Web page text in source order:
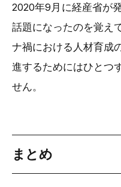
2020年9月に経産省が
話題になったのを覚え
ナ禍における人材育成
進するためにはひとつ
せん。
まとめ